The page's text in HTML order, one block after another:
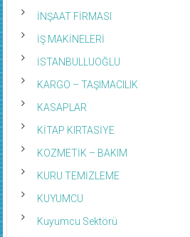
İNŞAAT FİRMASI
İŞ MAKİNELERİ
İSTANBULLUOĞLU
KARGO – TAŞIMACILIK
KASAPLAR
KİTAP KIRTASİYE
KOZMETİK – BAKIM
KURU TEMİZLEME
KUYUMCU
Kuyumcu Sektörü